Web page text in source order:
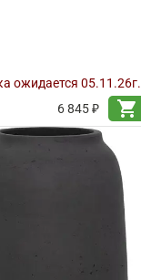
ожидается 05.11.26г.
6 845 ₽
shopping_cart